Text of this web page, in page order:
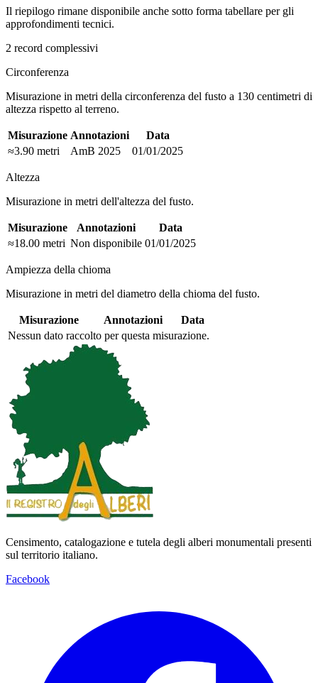
Il riepilogo rimane disponibile anche sotto forma tabellare per gli
approfondimenti tecnici.
2 record complessivi
Circonferenza
Misurazione in metri della circonferenza del fusto a 130 centimetri di
altezza rispetto al terreno.
Misurazione Annotazioni
Data
≈3.90 metri
AmB 2025 01/01/2025
Altezza
Misurazione in metri dell'altezza del fusto.
Misurazione Annotazioni
Data
≈18.00 metri Non disponibile 01/01/2025
Ampiezza della chioma
Misurazione in metri del diametro della chioma del fusto.
Misurazione Annotazioni
Data
Nessun dato raccolto per questa misurazione.
Censimento, catalogazione e tutela degli alberi monumentali presenti
sul territorio italiano.
Facebook